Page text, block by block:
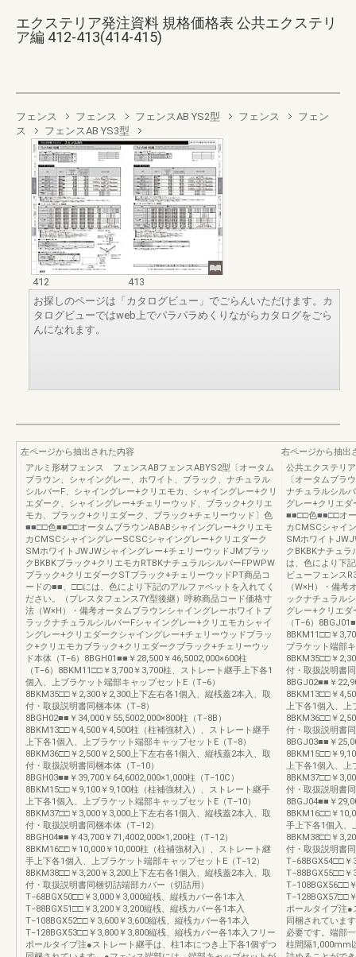
エクステリア発注資料 規格価格表 公共エクステリ
ア編 412-413(414-415)
フェンス フェンス フェンスAB YS2型 フェンス
フェン
ス
フェンスAB YS3型
412
413
お探しのページは「カタログビュー」でごらんいただけます。カ
タログビューではweb上でパラパラめくりながらカタログをごら
んになれます。
左ページから抽出された内容
アルミ形材フェンス フェンスABフェンスABYS2型〔オータム
ブラウン、シャイングレー、ホワイト、ブラック、ナチュラル
シルバーF、シャイングレー+クリエモカ、シャイングレー+クリ
エダーク、シャイングレー+チェリーウッド、ブラック+クリエ
モカ、ブラック+クリエダーク、ブラック+チェリーウッド〕色
■■□□色■■□□オータムブラウンABABシャイングレー+クリエモ
カCMSCシャイングレーSCSCシャイングレー+クリエダーク
SMホワイトJWJWシャイングレー+チェリーウッドJMブラッ
クBKBKブラック+クリエモカRTBKナチュラルシルバーFPWPW
ブラック+クリエダークSTブラック+チェリーウッドPT商品コ
ードの■■、□□には、色により下記のアルファベットを入れてく
ださい。（プレスタフェンス7Y型後継）呼称商品コード価格寸
法（W×H）・備考オータムブラウンシャイングレーホワイトブ
ラックナチュラルシルバーFシャイングレー+クリエモカシャイ
ングレー+クリエダークシャイングレー+チェリーウッドブラッ
ク+クリエモカブラック+クリエダークブラック+チェリーウッ
ド本体（T−6）8BGH01■■￥28,500￥46,5002,000×600柱
（T−6）8BKM11□□￥3,700￥3,700柱、ストレート継手上下各1
個入、上ブラケット端部キャップセットE（T−6）
8BKM35□□￥2,300￥2,300上下左右各1個入、縦桟蓋2本入、取
付・取扱説明書同梱本体（T−8）
8BGH02■■￥34,000￥55,5002,000×800柱（T−8B）
8BKM13□□￥4,500￥4,500柱（柱補強材入）、ストレート継手
上下各1個入、上ブラケット端部キャップセットE（T−8）
8BKM36□□￥2,500￥2,500上下左右各1個入、縦桟蓋2本入、取
付・取扱説明書同梱本体（T−10）
8BGH03■■￥39,700￥64,6002,000×1,000柱（T−10C）
8BKM15□□￥9,100￥9,100柱（柱補強材入）、ストレート継手
上下各1個入、上ブラケット端部キャップセットE（T−10）
8BKM37□□￥3,000￥3,000上下左右各1個入、縦桟蓋2本入、取
付・取扱説明書同梱本体（T−12）
8BGH04■■￥43,700￥71,4002,000×1,200柱（T−12）
8BKM16□□￥10,000￥10,000柱（柱補強材入）、ストレート継
手上下各1個入、上ブラケット端部キャップセットE（T−12）
8BKM38□□￥3,200￥3,200上下左右各1個入、縦桟蓋2本入、取
付・取扱説明書同梱切詰端部カバー（切詰用）
T−68BGX50□□￥3,000￥3,000縦桟、縦桟カバー各1本入
T−88BGX51□□￥3,200￥3,200縦桟、縦桟カバー各1本入
T−108BGX52□□￥3,600￥3,600縦桟、縦桟カバー各1本入
T−128BGX53□□￥3,800￥3,800縦桟、縦桟カバー各1本入フリー
ポールタイプ注●ストレート継手は、柱1本につき上下各1個ずつ
右ページから抽出
公共エクステリ
〔オータムブラ
ナチュラルシル
グレー+クリエ
■■□□色■■□□オー
カCMSCシャイ
SMホワイト
クBKBKナチュ
は、色により下
ビューフェンス
（W×H）・備考
ックナチュラル
グレー+クリエ
（T−6）
8BKM11□□￥
ブラケット端部
8BKM35□□￥
付・取扱説明書
8BGJ02■■￥
8BKM13□□￥
上下各1個入、上
8BKM36□□￥
付・取扱説明書
8BGJ03■■￥
8BKM15□□￥
上下各1個入、上
8BKM37□□￥
付・取扱説明書
8BGJ04■■￥
8BKM16□□￥
手上下各1個入、
8BKM38□□￥
付・取扱説明書
T−68BGX54□□￥
T−88BGX55□□￥
T−108BGX56□□
T−128BGX57□□
ポールタイプ注●
同梱されていま
必要です。端部
柱間隔1,000mm